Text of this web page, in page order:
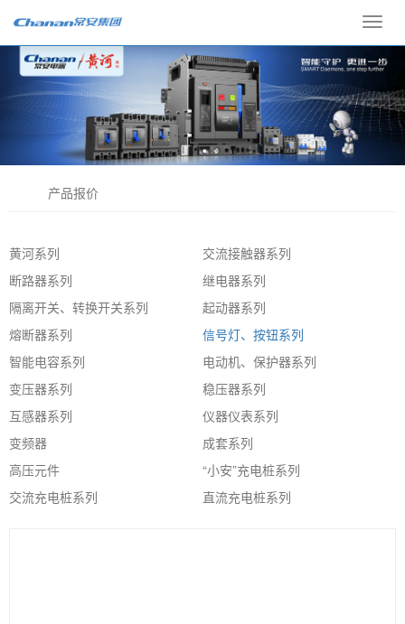
产品报价
黄河系列
交流接触器系列
断路器系列
继电器系列
隔离开关、转换开关系列
起动器系列
熔断器系列
信号灯、按钮系列
智能电容系列
电动机、保护器系列
变压器系列
稳压器系列
互感器系列
仪器仪表系列
变频器
成套系列
高压元件
“小安”充电桩系列
交流充电桩系列
直流充电桩系列